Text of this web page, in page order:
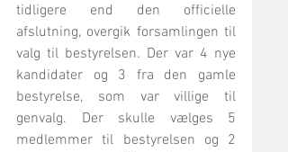
tidligere end den officielle
afslutning, overgik forsamlingen til
valg til bestyrelsen. Der var 4 nye
kandidater og 3 fra den gamle
bestyrelse, som var villige til
genvalg. Der skulle vælges 5
medlemmer til bestyrelsen og 2